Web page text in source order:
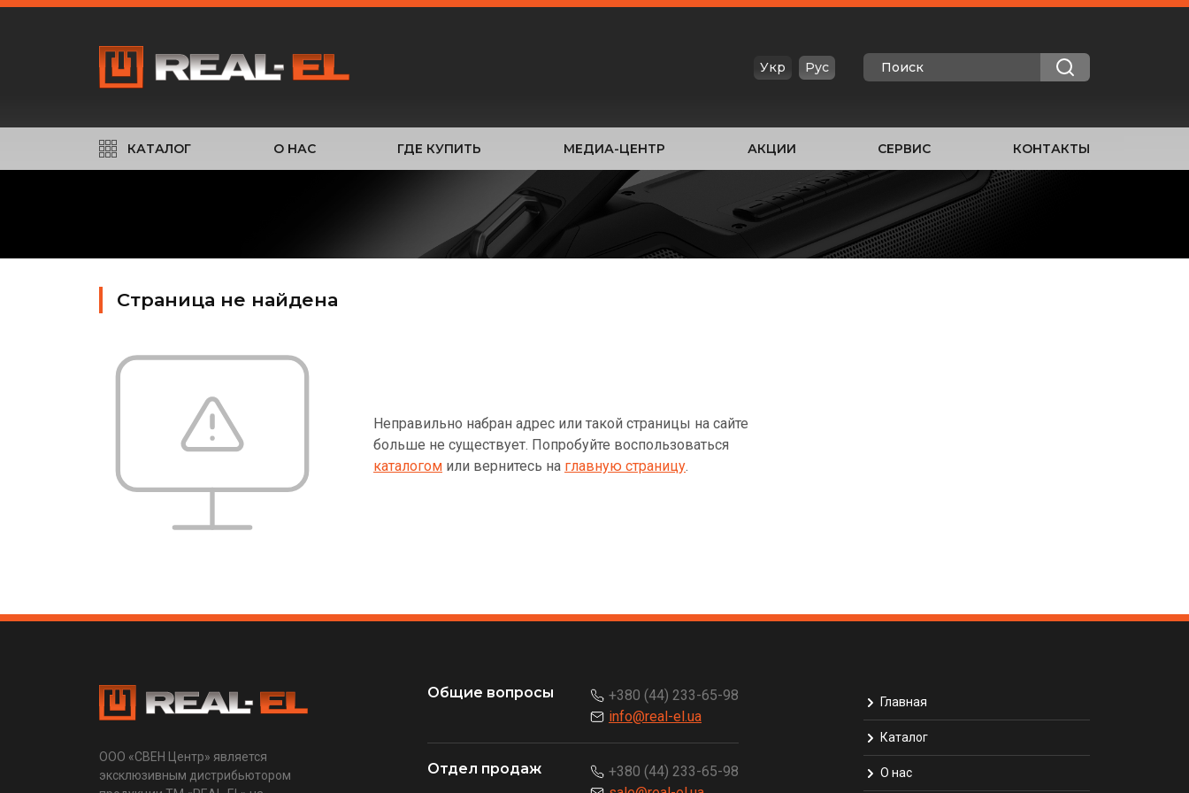
Укр Рус
КАТАЛОГ О НАС ГДЕ КУПИТЬ МЕДИА-ЦЕНТР АКЦИИ СЕРВИС КОНТАКТЫ
Страница не найдена
Неправильно набран адрес или такой страницы на сайте
больше не существует. Попробуйте воспользоваться
каталогом или вернитесь на главную страницу.
ООО «СВЕН Центр» является
эксклюзивным дистрибьютором
Общие вопросы
+380 (44) 233-65-98
info@real-el.ua
Отдел продаж
+380 (44) 233-65-98
Главная
Каталог
О нас